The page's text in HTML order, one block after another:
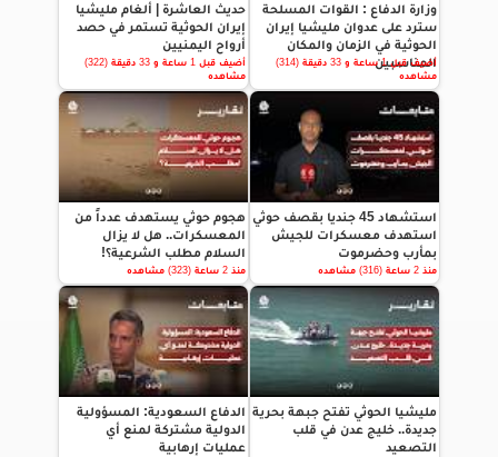
وزارة الدفاع : القوات المسلحة
سترد على عدوان مليشيا إيران
الحوثية في الزمان والمكان
المناسبين
أضيف قبل 1 ساعة و 33 دقيقة (314)
مشاهده
حديث العاشرة | ألغام مليشيا
إيران الحوثية تستمر في حصد
أرواح اليمنيين
أضيف قبل 1 ساعة و 33 دقيقة (322)
مشاهده
استشهاد 45 جنديا بقصف حوثي
استهدف معسكرات للجيش
بمأرب وحضرموت
منذ 2 ساعة (316) مشاهده
هجوم حوثي يستهدف عدداً من
المعسكرات.. هل لا يزال
السلام مطلب الشرعية؟!
منذ 2 ساعة (323) مشاهده
مليشيا الحوثي تفتح جبهة بحرية
جديدة.. خليج عدن في قلب
التصعيد
الدفاع السعودية: المسؤولية
الدولية مشتركة لمنع أي
عمليات إرهابية